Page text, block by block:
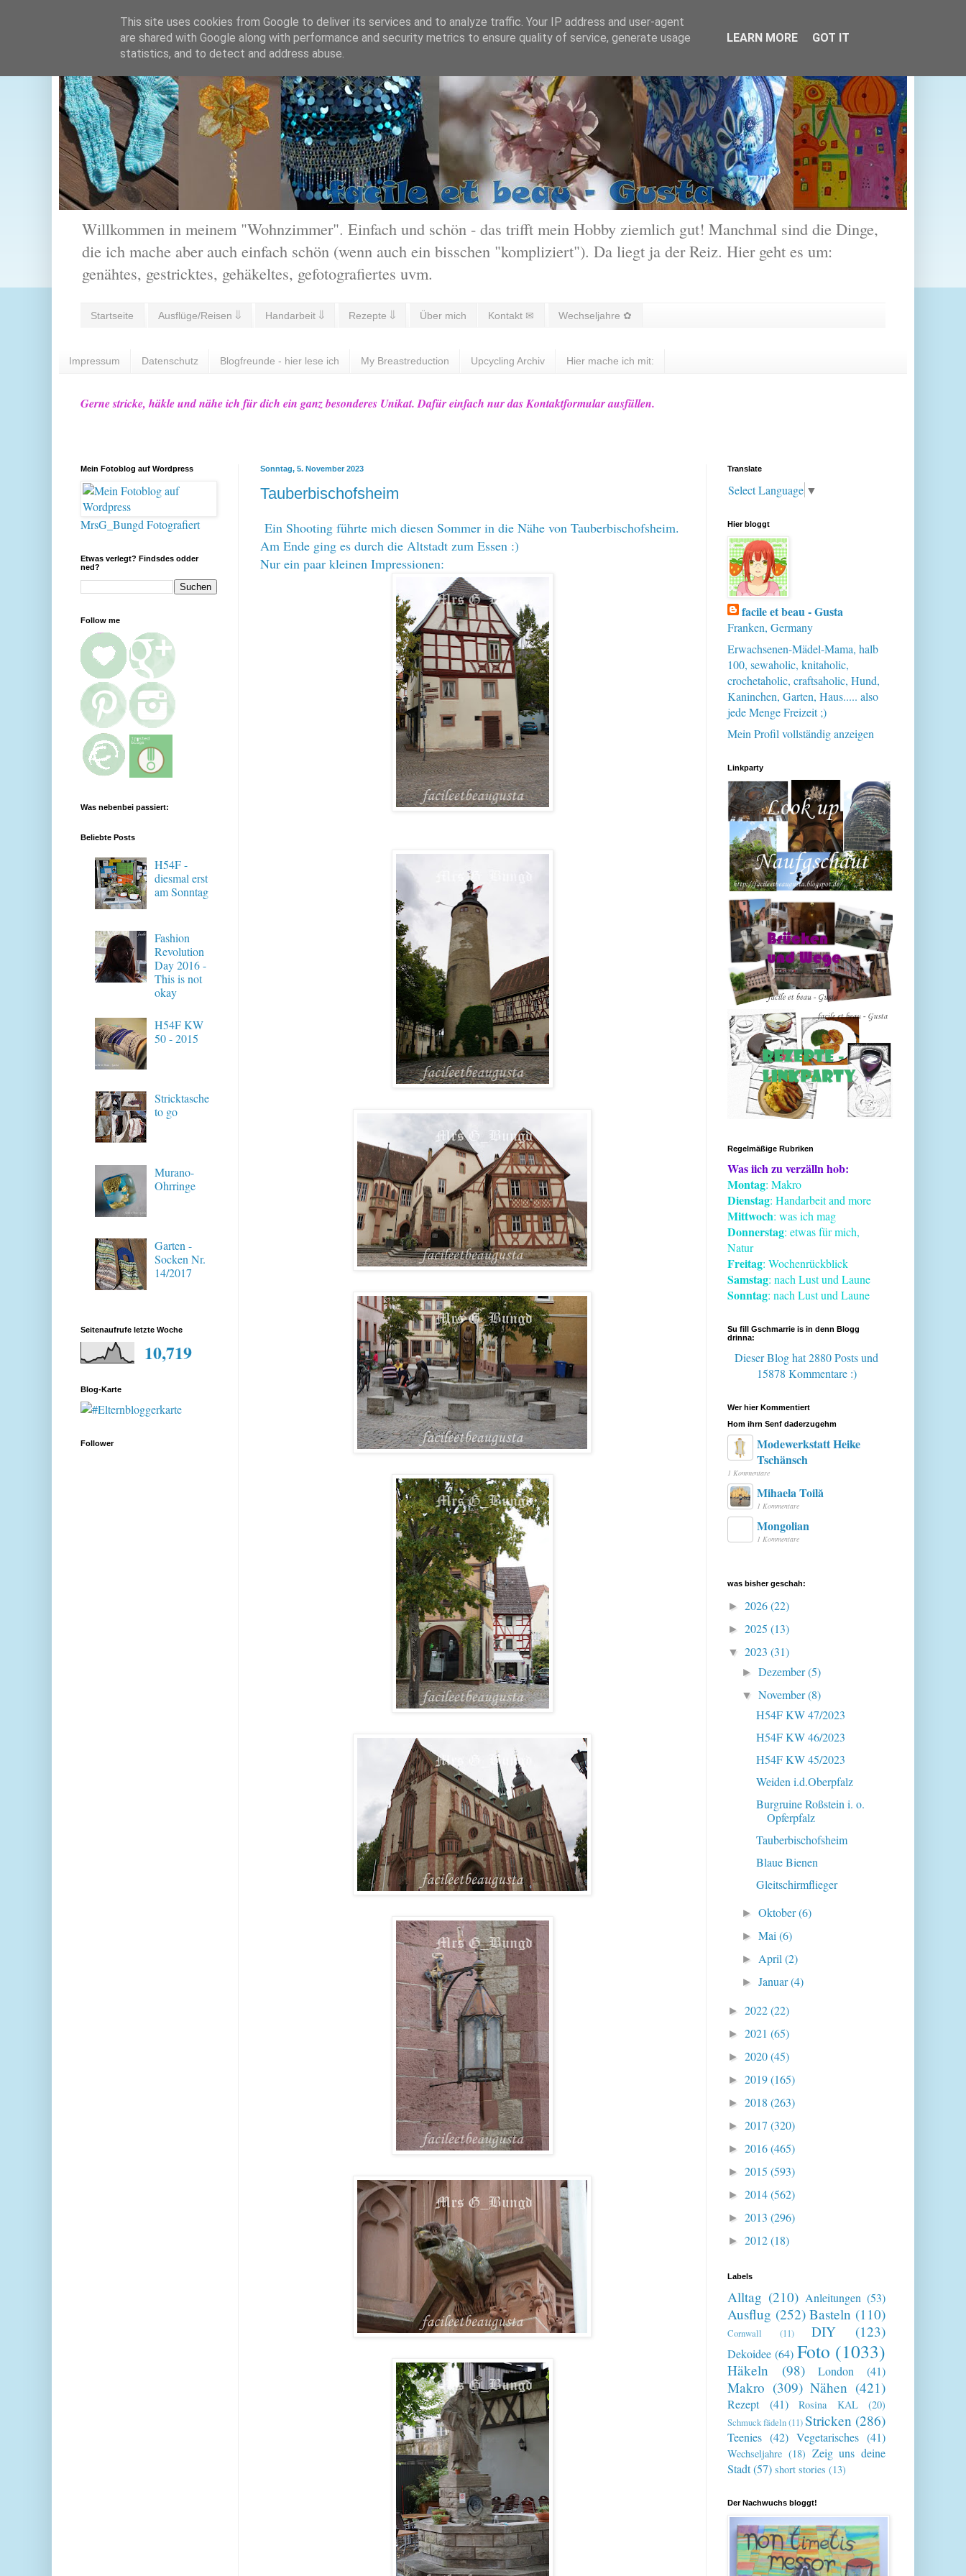
Willkommen in meinem "Wohnzimmer". Einfach und schön - das trifft mein Hobby ziemlich gut! Manchmal sind die Dinge,
die ich mache aber auch einfach schön (wenn auch ein bisschen "kompliziert"). Da liegt ja der Reiz. Hier geht es um:
genähtes, gestricktes, gehäkeltes, gefotografiertes uvm.
Startseite Ausflüge/Reisen ⇓ Handarbeit ⇓ Rezepte ⇓ Über mich Kontakt ✉ Wechseljahre ✿
Impressum Datenschutz Blogfreunde - hier lese ich My Breastreduction Upcycling Archiv Hier mache ich mit:
Gerne stricke, häkle und nähe ich für dich ein ganz besonderes Unikat. Dafür einfach nur das Kontaktformular ausfüllen.
Sonntag, 5. November 2023
Tauberbischofsheim
Ein Shooting führte mich diesen Sommer in die Nähe von Tauberbischofsheim.
Am Ende ging es durch die Altstadt zum Essen :)
Nur ein paar kleinen Impressionen:
Mein Fotoblog auf Wordpress
MrsG_Bungd Fotografiert
Etwas verlegt? Findsdes odder
ned?
Follow me
Was nebenbei passiert:
Beliebte Posts
H54F -
diesmal erst
am Sonntag
Fashion
Revolution
Day 2016 -
This is not
okay
H54F KW
50 - 2015
Stricktasche
to go
Murano-
Ohrringe
Garten -
Socken Nr.
14/2017
Seitenaufrufe letzte Woche
10,719
Blog-Karte
Follower
Translate
Select Language ▼
Hier bloggt
facile et beau - Gusta
Franken, Germany
Erwachsenen-Mädel-Mama, halb
100, sewaholic, knitaholic,
crochetaholic, craftsaholic, Hund,
Kaninchen, Garten, Haus..... also
jede Menge Freizeit ;)
Mein Profil vollständig anzeigen
Linkparty
Regelmäßige Rubriken
Was iich zu verzälln hob:
Montag: Makro
Dienstag: Handarbeit and more
Mittwoch: was ich mag
Donnerstag: etwas für mich,
Natur
Freitag: Wochenrückblick
Samstag: nach Lust und Laune
Sonntag: nach Lust und Laune
Su fill Gschmarrie is in denn Blogg
drinna:
Dieser Blog hat 2880 Postsund
15878 Kommentare :)
Wer hier Kommentiert
Hom ihrn Senf daderzugehm
Modewerkstatt Heike
Tschänsch
1 Kommentare
Mihaela Toilă
1 Kommentare
Mongolian
1 Kommentare
was bisher geschah:
► 2026(22)
► 2025 (13)
▼ 2023 (31)
►Dezember(5)
▼November(8)
H54F KW 47/2023
H54F KW 46/2023
H54F KW 45/2023
Weiden i.d.Oberpfalz
Burgruine Roßstein i. o.
Opferpfalz
Tauberbischofsheim
Blaue Bienen
Gleitschirmflieger
►Oktober(6)
►Mai(6)
► April(2)
►Januar(4)
► 2022(22)
► 2021 (65)
► 2020(45)
► 2019(165)
► 2018 (263)
► 2017 (320)
► 2016(465)
► 2015 (593)
► 2014(562)
► 2013 (296)
► 2012(18)
Labels
Alltag (210) Anleitungen (53)
Ausflug (252) Basteln (110)
Cornwall (11) DIY (123)
Dekoidee (64) Foto (1033)
Häkeln (98) London (41)
Makro (309) Nähen (421)
Rezept (41) Rosina KAL (20)
Schmuck fädeln(11)Stricken (286)
Teenies (42) Vegetarisches (41)
Wechseljahre (18) Zeig uns deine
Stadt(57) short stories (13)
Der Nachwuchs bloggt!
This site uses cookies from Google to deliver its services and to analyze traffic. Your IP address and user-agent
are shared with Google along with performance and security metrics to ensure quality of service, generate usage
statistics, and to detect and address abuse.
LEARN MORE GOT IT